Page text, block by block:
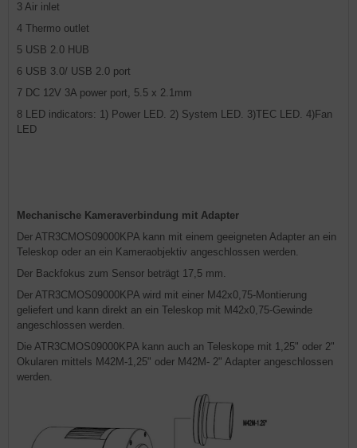
3 Air inlet
4 Thermo outlet
5 USB 2.0 HUB
6 USB 3.0/ USB 2.0 port
7 DC 12V 3A power port, 5.5 x 2.1mm
8 LED indicators: 1) Power LED. 2) System LED. 3)TEC LED. 4)Fan
LED
Mechanische Kameraverbindung mit Adapter
Der ATR3CMOS09000KPA kann mit einem geeigneten Adapter an ein
Teleskop oder an ein Kameraobjektiv angeschlossen werden.
Der Backfokus zum Sensor beträgt 17,5 mm.
Der ATR3CMOS09000KPA wird mit einer M42x0,75-Montierung
geliefert und kann direkt an ein Teleskop mit M42x0,75-Gewinde
angeschlossen werden.
Die ATR3CMOS09000KPA kann auch an Teleskope mit 1,25" oder 2"
Okularen mittels M42M-1,25" oder M42M- 2" Adapter angeschlossen
werden.